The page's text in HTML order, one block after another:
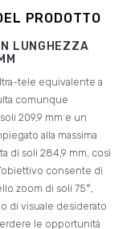
PRODOTTO
LUNGHEZZA
tele equivalente a
comunque
209,9 mm e un
alla massima
di soli 284,9 mm, così
consente di
zoom di soli 75°,
di visuale desiderato
le opportunità